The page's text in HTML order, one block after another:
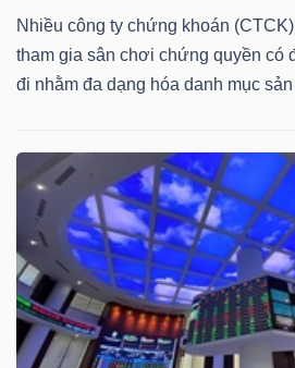
Nhiều công ty chứng khoán
tham gia sân chơi chứng quyền có
đi nhằm đa dạng hóa danh mục
TRUYỀN
THÔNG
TIỆN
BẤT